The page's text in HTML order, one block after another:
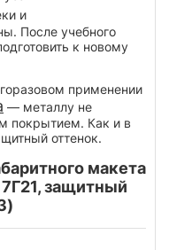
и
После учебного
к новому
применении
— металлу не
покрытием. Как и в
оттенок.
макета
защитный